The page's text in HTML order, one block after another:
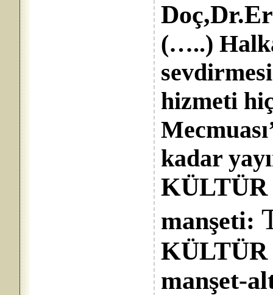
(…..)
hizmeti
kadar
KÜLTÜR
manşeti:
KÜLTÜR
manşet-